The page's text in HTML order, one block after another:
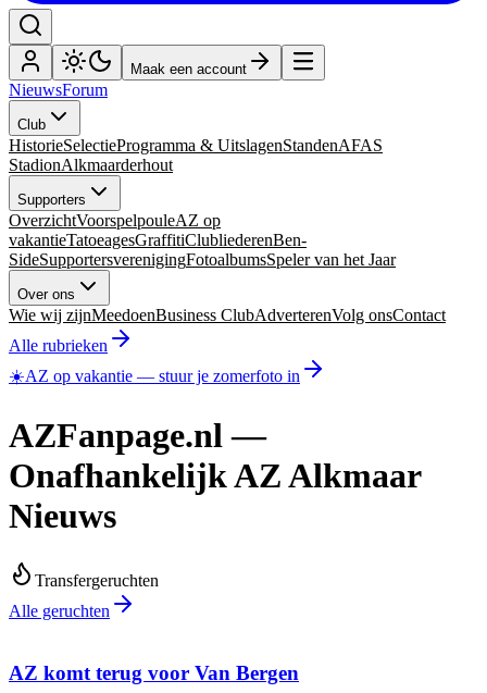
Maak een account
NieuwsForum
Club
HistorieSelectieProgramma & UitslagenStandenAFAS
StadionAlkmaarderhout
Supporters
OverzichtVoorspelpouleAZ op
vakantieTatoeagesGraffitiClubliederenBen-
SideSupportersverenigingFotoalbumsSpeler van het Jaar
Over ons
Wie wij zijnMeedoenBusiness ClubAdverterenVolg onsContact
Alle rubrieken
☀️AZ op vakantie — stuur je zomerfoto in
AZFanpage.nl —
Onafhankelijk AZ Alkmaar
Nieuws
Transfergeruchten
Alle geruchten
AZ komt terug voor Van Bergen